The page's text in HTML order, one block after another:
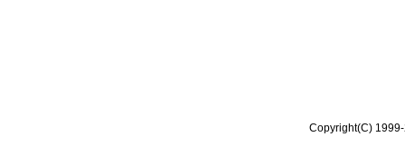
Copyright(C)